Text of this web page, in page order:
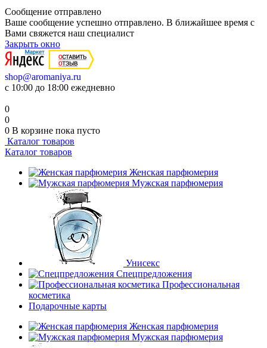
Сообщение отправлено
Ваше сообщение успешно отправлено. В ближайшее время с
Вами свяжется наш специалист
Закрыть окно
shop@aromaniya.ru
с 10:00 до 18:00 ежедневно
0
0
0 В корзине пока пусто
Каталог товаров
Каталог товаров
Женская парфюмерия
Мужская парфюмерия
Унисекс
Спецпредложения
Профессиональная
косметика
Подарочные карты
Женская парфюмерия
Мужская парфюмерия